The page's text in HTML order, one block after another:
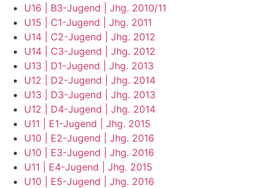
U16 | B3-Jugend | Jhg. 2010/11
U15 | C1-Jugend | Jhg. 2011
U14 | C2-Jugend | Jhg. 2012
U14 | C3-Jugend | Jhg. 2012
U13 | D1-Jugend | Jhg. 2013
U12 | D2-Jugend | Jhg. 2014
U13 | D3-Jugend | Jhg. 2013
U12 | D4-Jugend | Jhg. 2014
U11 | E1-Jugend | Jhg. 2015
U10 | E2-Jugend | Jhg. 2016
U10 | E3-Jugend | Jhg. 2016
U11 | E4-Jugend | Jhg. 2015
U10 | E5-Jugend | Jhg. 2016